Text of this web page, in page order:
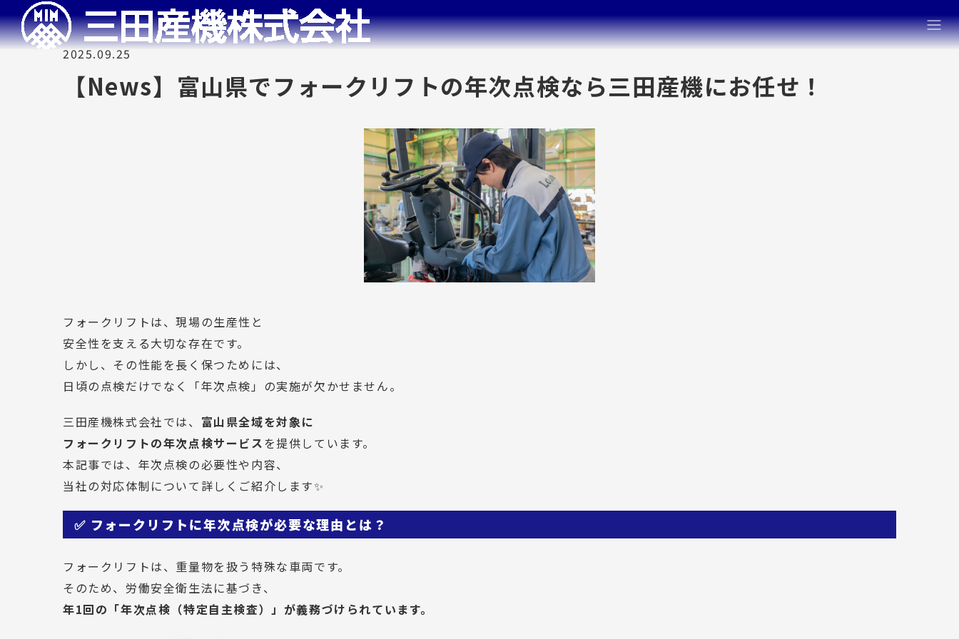
2025.09.25
【News】富山県でフォークリフトの年次点検なら三田産機にお任せ！
フォークリフトは、現場の生産性と
安全性を支える大切な存在です。
しかし、その性能を長く保つためには、
日頃の点検だけでなく「年次点検」の実施が欠かせません。
三田産機株式会社では、 富山県全域を対象に
フォークリフトの年次点検サービス を提供しています。
本記事では、年次点検の必要性や内容、
当社の対応体制について詳しくご紹介します✨
✅ フォークリフトに年次点検が必要な理由とは？
フォークリフトは、重量物を扱う特殊な車両です。
そのため、労働安全衛生法に基づき、
年1回の「年次点検（特定自主検査）」が義務づけられています。